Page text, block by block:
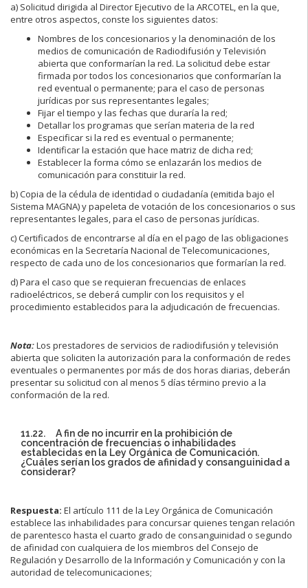
a) Solicitud dirigida al Director Ejecutivo de la ARCOTEL, en la que,
entre otros aspectos, conste los siguientes datos:
Nombres de los concesionarios y la denominación de los
medios de comunicación de Radiodifusión y Televisión
abierta que conformarían la red. La solicitud debe estar
firmada por todos los concesionarios que conformarían la
red eventual o permanente; para el caso de personas
jurídicas por sus representantes legales;
Fijar el tiempo y las fechas que duraría la red;
Detallar los programas que serían materia de la red
Especificar si la red es eventual o permanente;
Identificar la estación que hace matriz de dicha red;
Establecer la forma cómo se enlazarán los medios de
comunicación para constituir la red.
b) Copia de la cédula de identidad o ciudadanía (emitida bajo el
Sistema MAGNA) y papeleta de votación de los concesionarios o sus
representantes legales, para el caso de personas jurídicas.
c) Certificados de encontrarse al día en el pago de las obligaciones
económicas en la Secretaría Nacional de Telecomunicaciones,
respecto de cada uno de los concesionarios que formarían la red.
d) Para el caso que se requieran frecuencias de enlaces
radioeléctricos, se deberá cumplir con los requisitos y el
procedimiento establecidos para la adjudicación de frecuencias.
Nota:Los prestadores de servicios de radiodifusión y televisión
abierta que soliciten la autorización para la conformación de redes
eventuales o permanentes por más de dos horas diarias, deberán
presentar su solicitud con al menos 5 días término previo a la
conformación de la red.
11.22. A fin de no incurrir en la prohibición de
concentración de frecuencias o inhabilidades
establecidas en la Ley Orgánica de Comunicación.
¿Cuáles serían los grados de afinidad y consanguinidad a
considerar?
Respuesta: El artículo 111 de la Ley Orgánica de Comunicación
establece las inhabilidades para concursar quienes tengan relación
de parentesco hasta el cuarto grado de consanguinidad o segundo
de afinidad con cualquiera de los miembros del Consejo de
Regulación y Desarrollo de la Información y Comunicación y con la
autoridad de telecomunicaciones;